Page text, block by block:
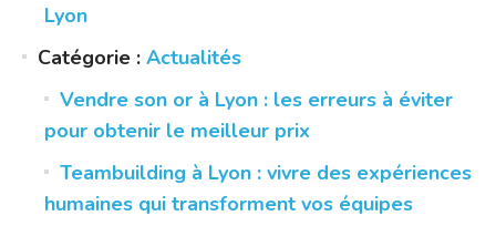
Lyon
Catégorie : Actualités
Vendre son or à Lyon : les erreurs à éviter
pour obtenir le meilleur prix
Teambuilding à Lyon : vivre des expériences
humaines qui transforment vos équipes